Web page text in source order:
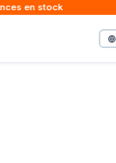
en stock